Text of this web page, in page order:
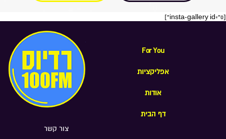
[insta-gallery id="0"]
For You
אפליקציות
אודות
דף הבית
צור קשר